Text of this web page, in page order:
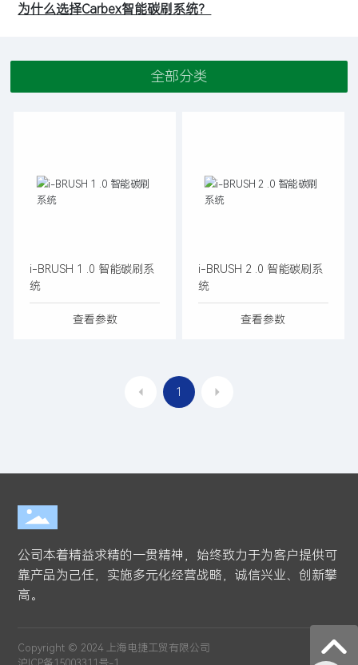
为什么选择Carbex智能碳刷系统？
全部分类
i-BRUSH 1 .0 智能碳刷系
统
查看参数
i-BRUSH 2 .0 智能碳刷系
统
查看参数
1
公司本着精益求精的一贯精神，始终致力于为客户提供可
靠产品为己任，实施多元化经营战略，诚信兴业、创新攀
高。
Copyright © 2024 上海电捷工贸有限公司